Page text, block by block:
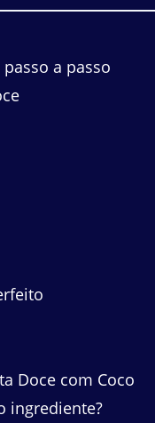
a passo
Doce com Coco
ingrediente?